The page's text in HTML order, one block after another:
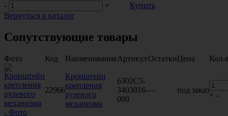
-
+
Купить
Вернуться в каталог
Сопутствующие товары
Фото Код НаименованиеАртикул ОстаткиЦена Кол-
22966
Кронштейн
крепления
рулевого
механизма
6302С5-
3403016-
000
— под заказ
+ -